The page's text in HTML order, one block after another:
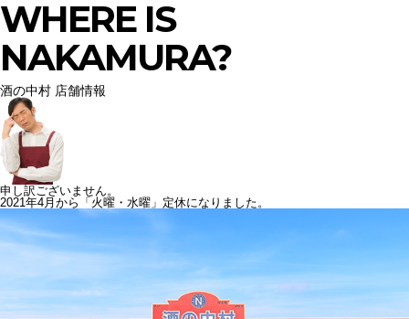
WHERE IS
NAKAMURA?
酒の中村 店舗情報
申し訳ございません。
2021年4月から「火曜・水曜」定休になりました。